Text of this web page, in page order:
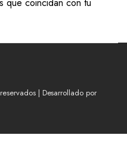
| Desarrollado por